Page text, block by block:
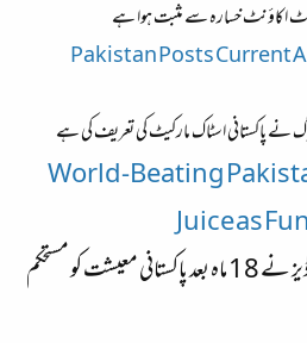
Pakistan Posts Current
پاکستانی اسٹاک مارکیٹ کی تعریف کی ہے
World-Beating
Juice as
معروف ریٹنگ ایجنسی موڈیز نے 18 ماہ بعد پاکستانی معیشت کو مستحکم